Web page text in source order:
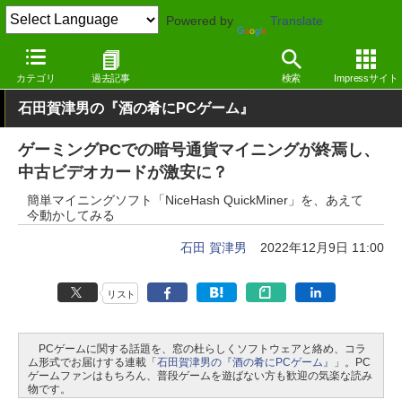
Powered by Translate
カテゴリ 過去記事 検索 Impressサイト
窓の杜 エンタメ ゲーム
石田賀津男の『酒の肴にPCゲーム』
ゲーミングPCでの暗号通貨マイニングが終焉し、
中古ビデオカードが激安に？
簡単マイニングソフト「NiceHash QuickMiner」を、あえて
今動かしてみる
石田 賀津男 2022年12月9日 11:00
リスト
PCゲームに関する話題を、窓の杜らしくソフトウェアと絡め、コラ
ム形式でお届けする連載「 石田賀津男の『酒の肴にPCゲーム』
」。PC
ゲームファンはもちろん、普段ゲームを遊ばない方も歓迎の気楽な読み
物です。